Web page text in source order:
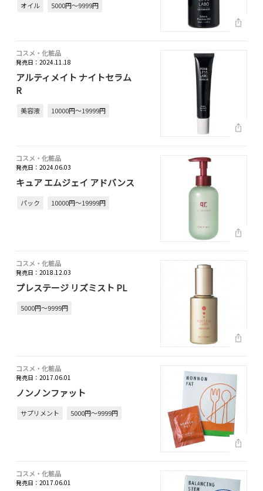
オイル 5000円～9999円
コスメ・化粧品
発売日：2024.11.18
アルティメイト ナイトセラム
R
美容液 10000円～19999円
コスメ・化粧品
発売日：2024.06.03
キュア エムジェイ アドバンス
パック 10000円～19999円
コスメ・化粧品
発売日：2018.12.03
プレステージ リズミスト PL
5000円～9999円
コスメ・化粧品
発売日：2017.06.01
ノンノンファット
サプリメント 5000円～9999円
コスメ・化粧品
発売日：2017.06.01